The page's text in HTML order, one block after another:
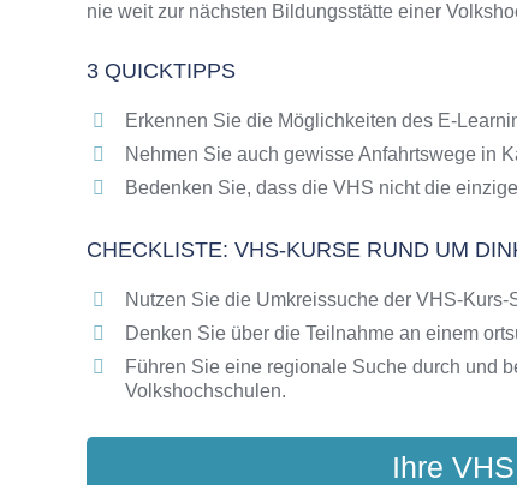
Online-Kurse als alternative Angebote zu
Das bundesweite Netzwerk der
Abendschulen rund um Dinklage
Checkliste: So erkennen Sie gute
nie weit zur nächsten Bildungsstätte einer
3 QUICKTIPPS
Erkennen Sie die Möglichkeiten des E-
Nehmen Sie auch gewisse Anfahrtswege in
Bedenken Sie, dass die VHS nicht die
CHECKLISTE: VHS-KURSE RUND UM
Nutzen Sie die Umkreissuche der VHS-Kurs-
Denken Sie über die Teilnahme an einem
Führen Sie eine regionale Suche durch und
Volkshochschulen.
Ihre